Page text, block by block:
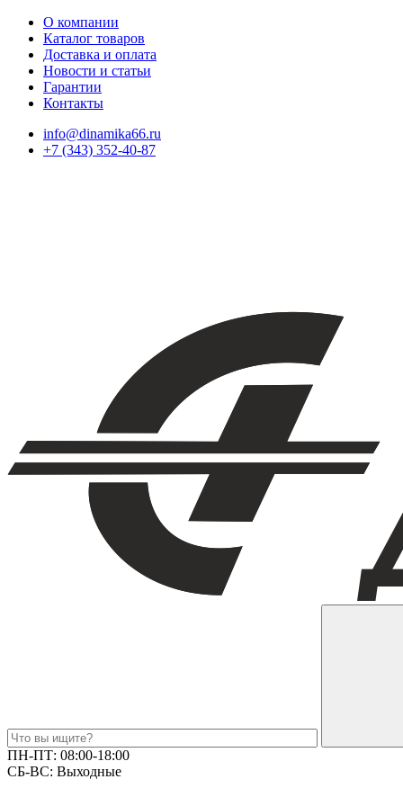
О компании
Каталог товаров
Доставка и оплата
Новости и статьи
Гарантии
Контакты
info@dinamika66.ru
+7 (343) 352-40-87
ПН-ПТ: 08:00-18:00
СБ-ВС: Выходные